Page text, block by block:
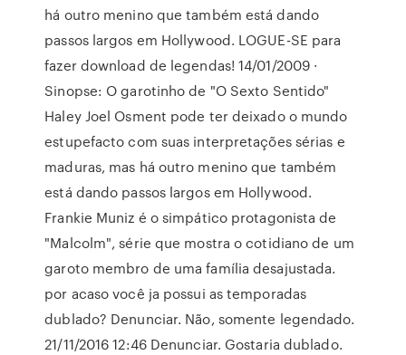
há outro menino que também está dando
passos largos em Hollywood. LOGUE-SE para
fazer download de legendas! 14/01/2009 ·
Sinopse: O garotinho de "O Sexto Sentido"
Haley Joel Osment pode ter deixado o mundo
estupefacto com suas interpretações sérias e
maduras, mas há outro menino que também
está dando passos largos em Hollywood.
Frankie Muniz é o simpático protagonista de
"Malcolm", série que mostra o cotidiano de um
garoto membro de uma família desajustada.
por acaso você ja possui as temporadas
dublado? Denunciar. Não, somente legendado.
21/11/2016 12:46 Denunciar. Gostaria dublado.